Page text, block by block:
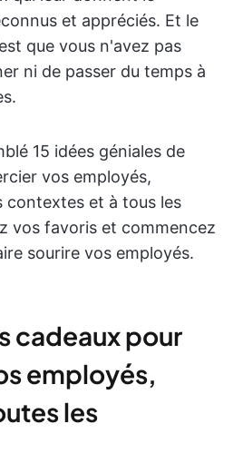
et appréciés. Et le
que vous n'avez pas
ni de passer du temps à
15 idées géniales de
vos employés,
contextes et à tous les
vos favoris et commencez
sourire vos employés.
cadeaux pour
employés,
les